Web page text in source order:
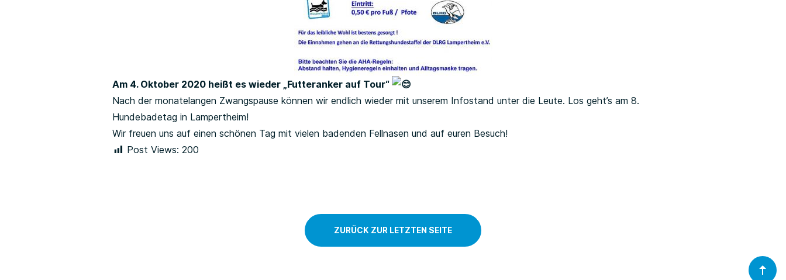
Am 4. Oktober 2020 heißt es wieder „Futteranker auf Tour“
Nach der monatelangen Zwangspause können wir endlich wieder mit unserem Infostand unter die Leute. Los geht’s am 8.
Hundebadetag in Lampertheim!
Wir freuen uns auf einen schönen Tag mit vielen badenden Fellnasen und auf euren Besuch!
Post Views: 200
ZURÜCK ZUR LETZTEN SEITE